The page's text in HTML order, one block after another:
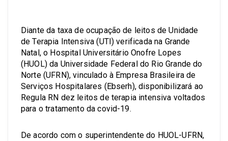
Diante da taxa de ocupação de leitos de Unidade
de Terapia Intensiva (UTI) verificada na Grande
Natal, o Hospital Universitário Onofre Lopes
(HUOL) da Universidade Federal do Rio Grande do
Norte (UFRN), vinculado à Empresa Brasileira de
Serviços Hospitalares (Ebserh), disponibilizará ao
Regula RN dez leitos de terapia intensiva voltados
para o tratamento da covid-19.
De acordo com o superintendente do HUOL-UFRN,